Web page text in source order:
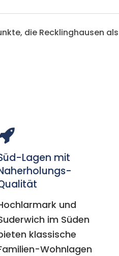
die Recklinghausen
Lagen mit
und
im Süden
klassische
Wohnlagen